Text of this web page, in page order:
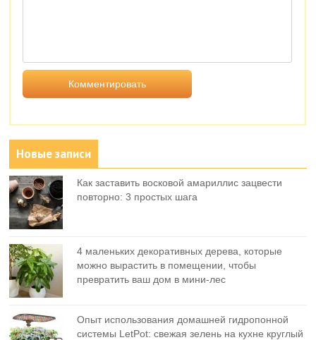
Новые записи
Как заставить восковой амариллис зацвести
повторно: 3 простых шага
4 маленьких декоративных дерева, которые
можно вырастить в помещении, чтобы
превратить ваш дом в мини-лес
Опыт использования домашней гидропонной
системы LetPot: свежая зелень на кухне круглый